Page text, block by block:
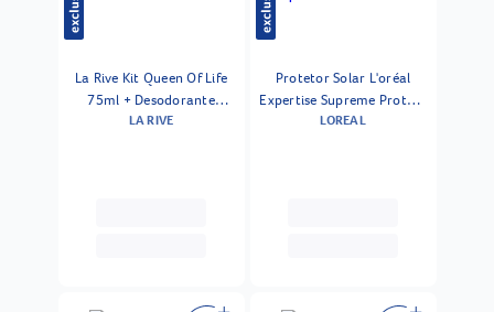
La Rive Kit Queen Of Life
75ml + Desodorante
150ml
LA RIVE
Protetor Solar L'oréal
Expertise Supreme Protect
4 Fps 50 120ml
LOREAL